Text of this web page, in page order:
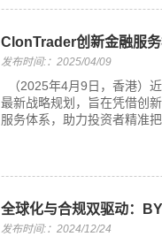
ClonTrader创新金融服
发布时间:：2025/04/09
（2025年4月9日，香港）
最新战略规划，旨在凭借创
服务体系，助力投资者精准
全球化与合规双驱动：
发布时间:：2024/12/24